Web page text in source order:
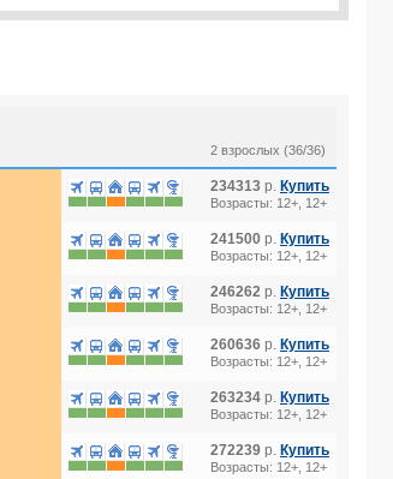
2 взрослых (36/36)
234313 р. Купить
Возрасты: 12+, 12+
241500 р. Купить
Возрасты: 12+, 12+
246262 р. Купить
Возрасты: 12+, 12+
260636 р. Купить
Возрасты: 12+, 12+
263234 р. Купить
Возрасты: 12+, 12+
272239 р. Купить
Возрасты: 12+, 12+